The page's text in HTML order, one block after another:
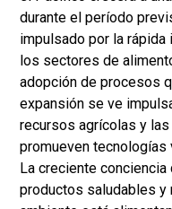
durante el período
impulsado por la
los sectores de
adopción de procesos
expansión se ve
recursos agrícolas y
promueven tecnologías
La creciente
productos saludables